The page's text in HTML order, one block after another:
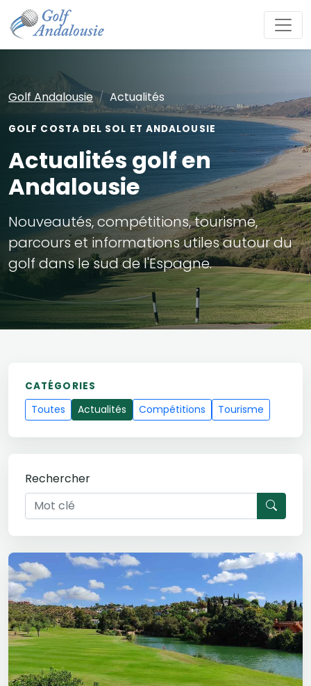
Golf Andalousie Actualités
GOLF COSTA DEL SOL ET ANDALOUSIE
Actualités golf en
Andalousie
Nouveautés, compétitions, tourisme,
parcours et informations utiles autour du
golf dans le sud de l'Espagne.
CATÉGORIES
Toutes Actualités Compétitions Tourisme
Rechercher